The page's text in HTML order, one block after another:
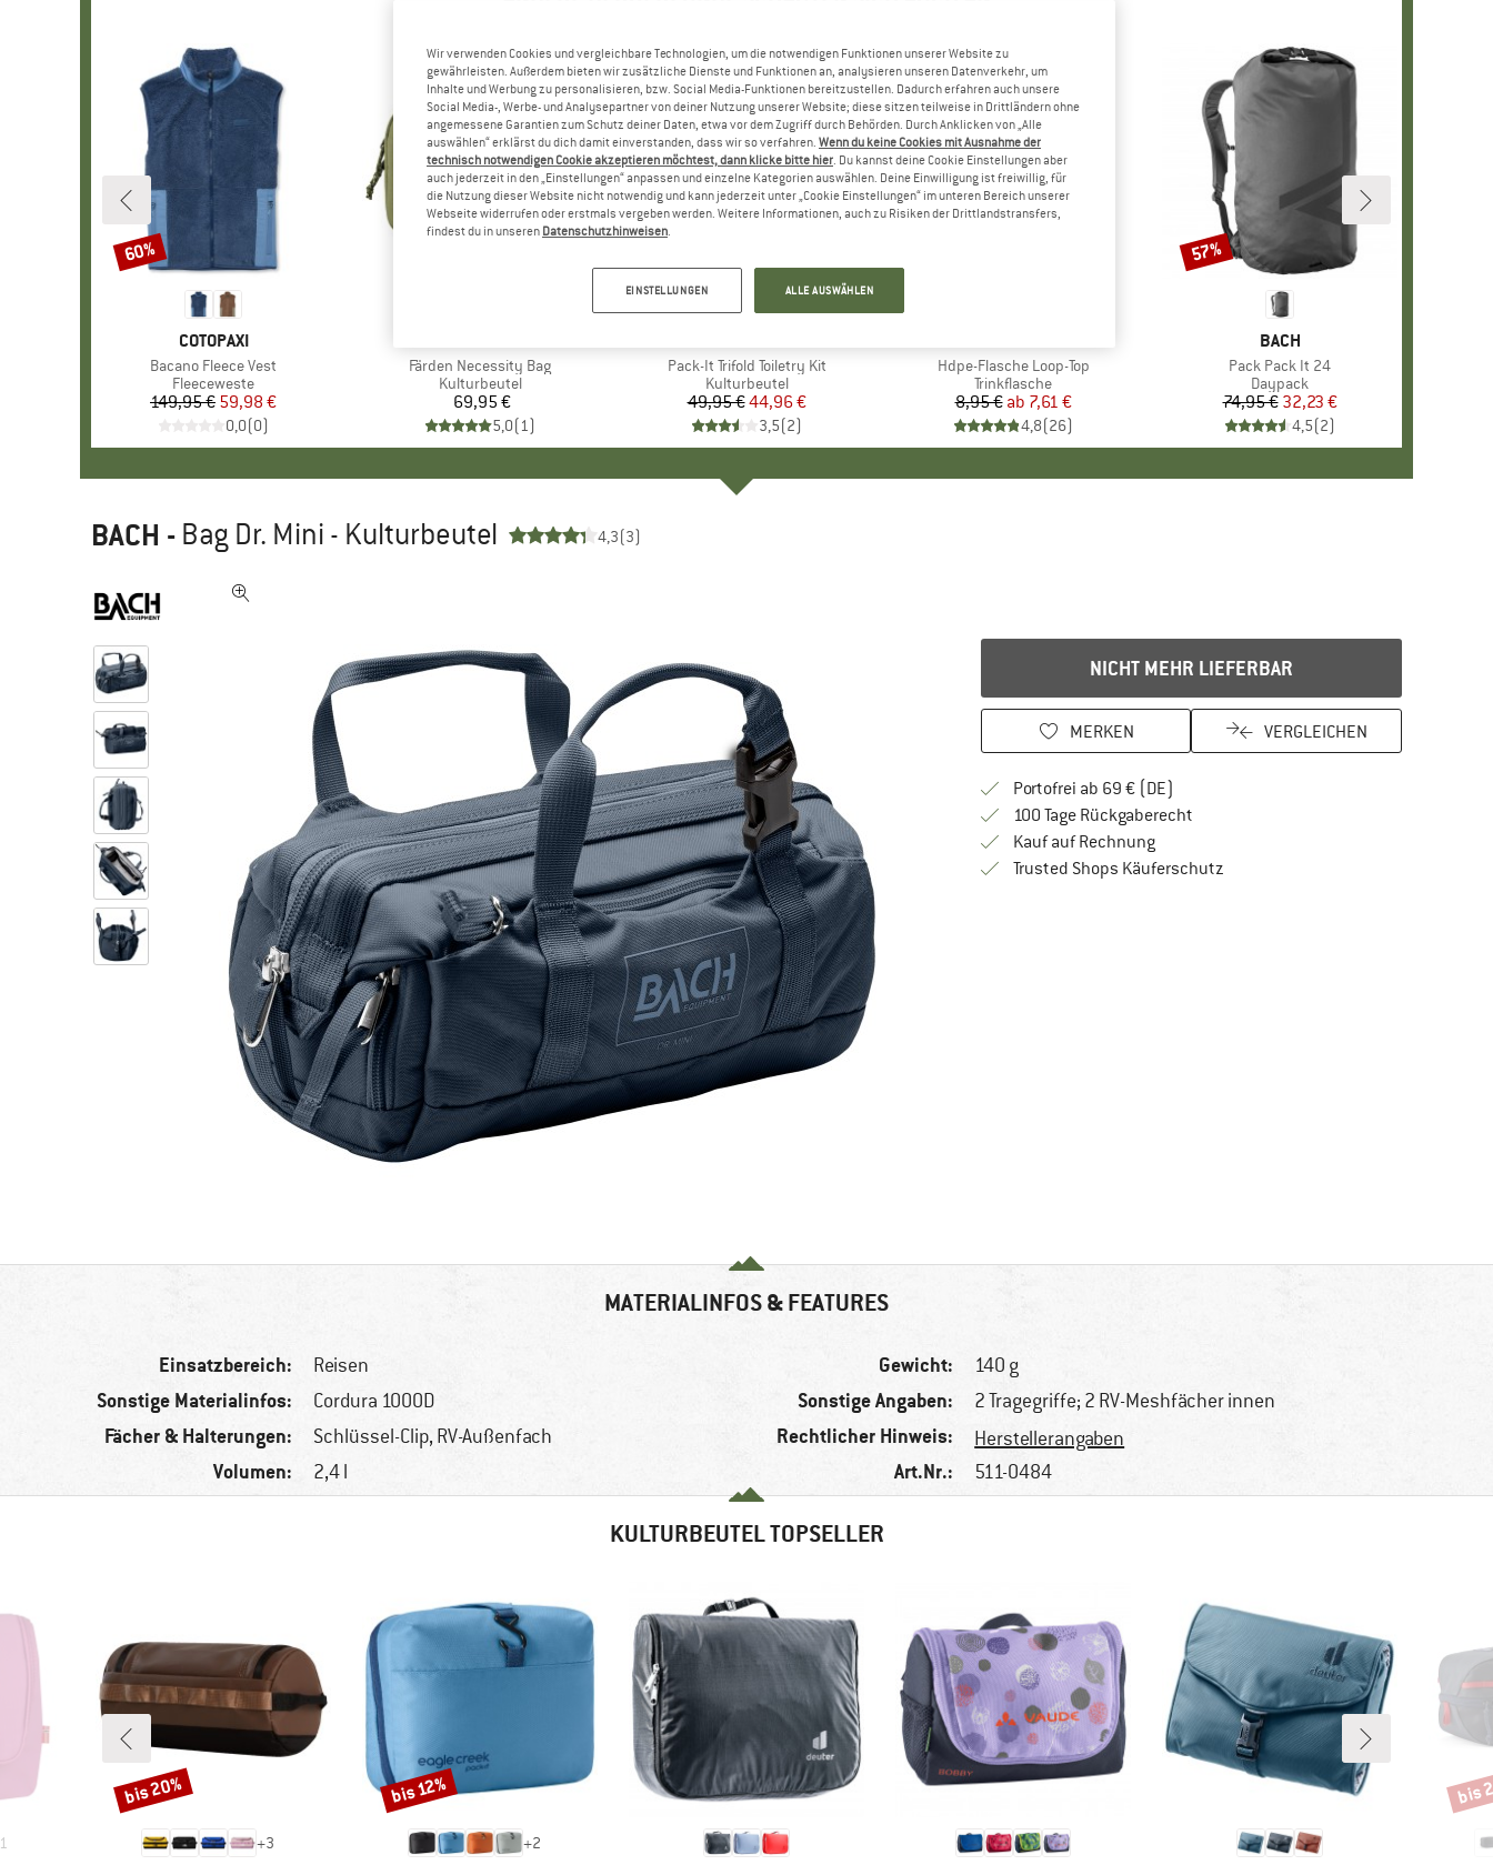
MARKE
COTOPAXI
Artikel
Bacano Fleece Vest
Produktgruppe
Fleeceweste
Preis
149,95 €reduzierter Preis
59,98 €
0,0(0)
Rabatt
60%
Artikel
Färden Necessity Bag
Produktgruppe
Kulturbeutel
Preis
69,95 €
5,0(1)
Artikel
Pack-It Trifold Toiletry Kit
Produktgruppe
Kulturbeutel
Preis
49,95 €reduzierter Preis
44,96 €
3,5(2)
Artikel
Hdpe-Flasche Loop-Top
Produktgruppe
Trinkflasche
Preis
8,95 € reduzierter Preis
ab 7,61 €
4,8(26)
MARKE
BACH
Artikel
Pack Pack It 24
Produktgruppe
Daypack
Preis
74,95 € reduzierter Preis
32,23 €
4,5(2)
Rabatt
57%
BACH - Bag Dr. Mini - Kulturbeutel 4,3(3)
NICHT MEHR LIEFERBAR
MERKEN VERGLEICHEN
Portofrei ab 69 € (DE)
100 Tage RückgaberechtGehe hier zu den Rückgabe-Richtlinien
Kauf auf RechnungFinde die Zahlungs-Infos hier! Öffnet sich in
Trusted Shops KäuferschutzFinde alle Infos hier!
MATERIALINFOS & FEATURES
Einsatzbereich: Reisen
Sonstige Materialinfos: Cordura 1000D
Fächer & Halterungen: Schlüssel-Clip, RV-Außenfach
Volumen: 2,4 l
Gewicht: 140 g
Sonstige Angaben: 2 Tragegriffe; 2 RV-Meshfächer innen
Rechtlicher Hinweis: Herstellerangaben
Art.Nr.: 511-0484
KULTURBEUTEL TOPSELLER
1 +3
Rabatt
bis 20%
+2
Rabatt
bis 12% bis
Wir verwenden Cookies und vergleichbare Technologien, um die notwendigen Funktionen unserer Website zu
gewährleisten. Außerdem bieten wir zusätzliche Dienste und Funktionen an, analysieren unseren Datenverkehr, um
Inhalte und Werbung zu personalisieren, bzw. Social Media-Funktionen bereitzustellen. Dadurch erfahren auch unsere
Social Media-, Werbe- und Analysepartner von deiner Nutzung unserer Website; diese sitzen teilweise in Drittländern ohne
angemessene Garantien zum Schutz deiner Daten, etwa vor dem Zugriff durch Behörden. Durch Anklicken von „Alle
auswählen“ erklärst du dich damit einverstanden, dass wir so verfahren. Wenn du keine Cookies mit Ausnahme der
technisch notwendigen Cookie akzeptieren möchtest, dann klicke bitte hier. Du kannst deine Cookie Einstellungen aber
auch jederzeit in den „Einstellungen“ anpassen und einzelne Kategorien auswählen. Deine Einwilligung ist freiwillig, für
die Nutzung dieser Website nicht notwendig und kann jederzeit unter „Cookie Einstellungen“ im unteren Bereich unserer
Webseite widerrufen oder erstmals vergeben werden. Weitere Informationen, auch zu Risiken der Drittlandstransfers,
findest du in unseren Datenschutzhinweisen.
EINSTELLUNGEN ALLE AUSWÄHLEN